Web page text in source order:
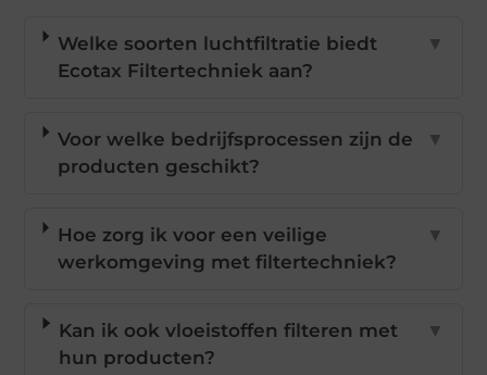
Welke soorten luchtfiltratie biedt
Ecotax Filtertechniek aan?
▼
Voor welke bedrijfsprocessen zijn de
producten geschikt?
▼
Hoe zorg ik voor een veilige
werkomgeving met filtertechniek?
▼
Kan ik ook vloeistoffen filteren met
hun producten?
▼